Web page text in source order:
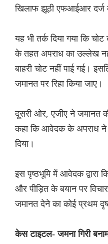
खिलाफ झूठी एफआईआर दर्ज
यह भी तर्क दिया गया कि चोट
के तहत अपराध का उल्लेख
बाहरी चोट नहीं पाई गई।
जमानत पर रिहा किया जाए।
दूसरी ओर, एजीए ने जमानत
कहा कि आवेदक के अपराध ने
दिया।
इस पृष्ठभूमि में आवेदक द्वारा
और पीड़ित के बयान पर
जमानत देने का कोई प्रथम
केस टाइटल- जमना गिरी